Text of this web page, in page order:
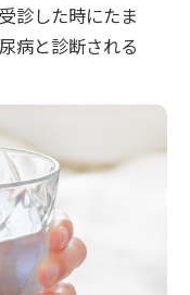
診した時にたま
病と診断される